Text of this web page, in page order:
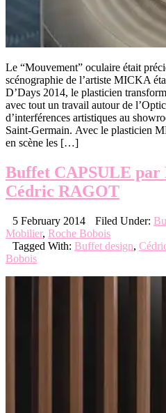
Le “Mouvement” oculaire était
scénographie de l’artiste MICKA
D’Days 2014, le plasticien
avec tout un travail autour de
d’interférences artistiques au
Saint-Germain. Avec le plasticien
en scène les […]
Buffet CAPSULE par
Cédric RAGOT
5 February 2014 Filed Under:
Mobilier, Roche Bobois
Tagged With: Buffet design,
Bobois